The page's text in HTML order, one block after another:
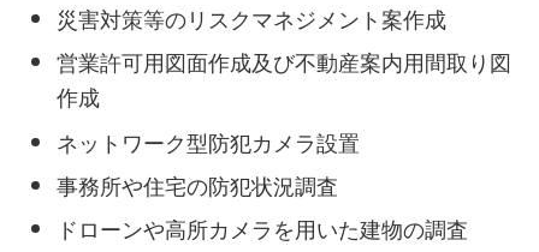
災害対策等のリスクマネジメント案作成
営業許可用図面作成及び不動産案内用間取り図
作成
ネットワーク型防犯カメラ設置
事務所や住宅の防犯状況調査
ドローンや高所カメラを用いた建物の調査